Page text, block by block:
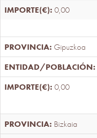
0,00
Gipuzkoa
0,00
Bizkaia